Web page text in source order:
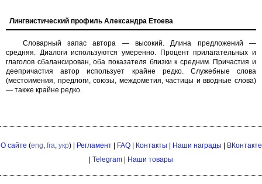
Лингвистический профиль Александра Етоева
Словарный запас автора — высокий. Длина предложений —
средняя. Диалоги используются умеренно. Процент прилагательных и
глаголов сбалансирован, оба показателя близки к средним. Причастия и
деепричастия автор использует крайне редко. Служебные слова
(местоимения, предлоги, союзы, междометия, частицы и вводные слова)
— также крайне редко.
О сайте (eng, fra, укр) | Регламент| FAQ| Контакты Наши награды
ВКонтакте
Telegram Наши товары